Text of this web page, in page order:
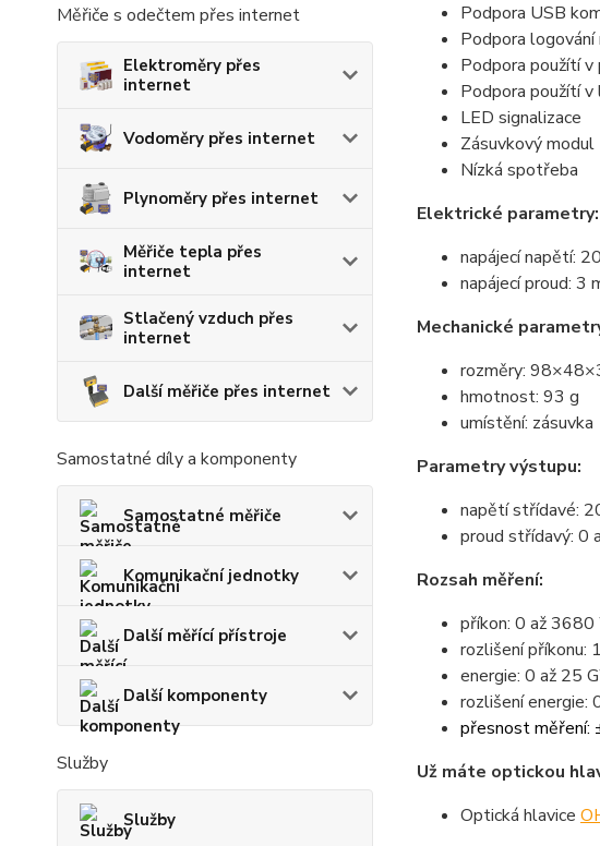
Měřiče s odečtem přes internet
Elektroměry přes
internet
Vodoměry přes internet
Plynoměry přes internet
Měřiče tepla přes
internet
Stlačený vzduch přes
internet
Další měřiče přes internet
Samostatné díly a komponenty
Samostatné měřiče
Komunikační jednotky
Další měřící přístroje
Další komponenty
Služby
Služby
Podpora USB
Podpora logování
Podpora použítí v
Podpora použítí
LED signalizace
Zásuvkový modul
Nízká spotřeba
Elektrické parametry:
napájecí napětí:
napájecí proud: 3
Mechanické
rozměry:
hmotnost: 93 g
umístění: zásuvka
Parametry výstupu:
napětí střídavé:
proud střídavý: 0
Rozsah měření:
příkon: 0 až
rozlišení příkonu:
energie: 0 až 25
rozlišení energie:
přesnost měření:
Už máte optickou
Optická hlavice